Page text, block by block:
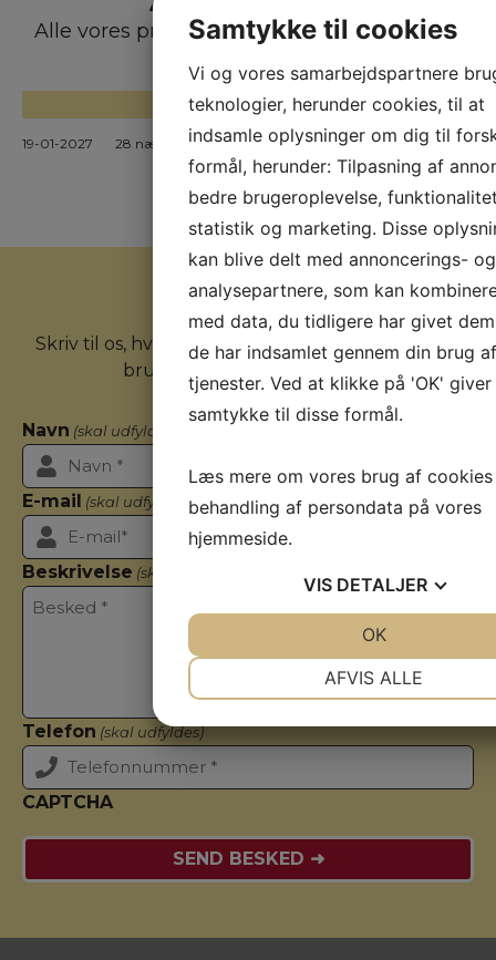
Alle vores priser er per person v. 2 personer
KØBENHAVN
19-01-2027 28 nætter Pris kr. 13.998,- BESTIL
Kontakt os
Skriv til os, hvis du har nogle spørgsmål eller har
brug for flere informationer.
Navn (skal udfyldes)
E-mail (skal udfyldes)
Beskrivelse (skal udfyldes)
Telefon (skal udfyldes)
CAPTCHA
Samtykke til cookies
Vi og vores samarbejdspartnere
teknologier, herunder cookies, til at
indsamle oplysninger om dig til
formål, herunder: Tilpasning af
bedre brugeroplevelse,
statistik og marketing. Disse
kan blive delt med annoncerings- og
analysepartnere, som kan
med data, du tidligere har givet
de har indsamlet gennem din brug
tjenester. Ved at klikke på 'OK' giver
samtykke til disse formål.
Læs mere om vores brug af
behandling af persondata på vores
hjemmeside.
VIS DETALJER
MARKETING STATISTIK
AFVIS ALLE
OK